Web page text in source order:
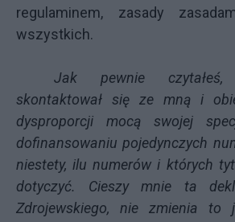
regulaminem, zasady
wszystkich.
Jak pewnie
skontaktował się ze mną i
dysproporcji mocą swojej
dofinansowaniu pojedynczych
niestety, ilu numerów i których
dotyczyć. Cieszy mnie ta
Zdrojewskiego, nie zmienia to